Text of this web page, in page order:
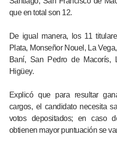
que en total son 12.
De igual manera, los 11
Plata, Monseñor Nouel, La
Baní, San Pedro de Macorís,
Higüey.
Explicó que para resultar
cargos, el candidato necesita
votos depositados; en caso
obtienen mayor puntuación se